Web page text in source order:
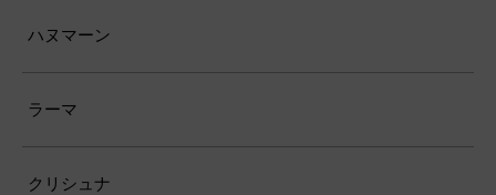
ハヌマーン
ラーマ
クリシュナ